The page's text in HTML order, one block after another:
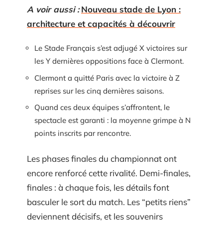
A voir aussi : Nouveau stade de Lyon :
architecture et capacités à découvrir
Le Stade Français s’est adjugé X victoires sur
les Y dernières oppositions face à Clermont.
Clermont a quitté Paris avec la victoire à Z
reprises sur les cinq dernières saisons.
Quand ces deux équipes s’affrontent, le
spectacle est garanti : la moyenne grimpe à N
points inscrits par rencontre.
Les phases finales du championnat ont
encore renforcé cette rivalité. Demi-finales,
finales : à chaque fois, les détails font
basculer le sort du match. Les “petits riens”
deviennent décisifs, et les souvenirs